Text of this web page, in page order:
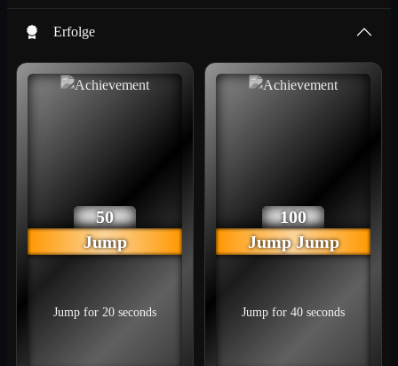
Erfolge
50
Jump
Jump for 20 seconds
100
Jump Jump
Jump for 40 seconds